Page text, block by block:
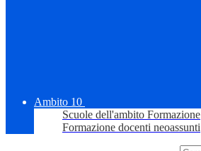
Ambito 10
Scuole dell'ambito Formazione
Formazione docenti neoassunti